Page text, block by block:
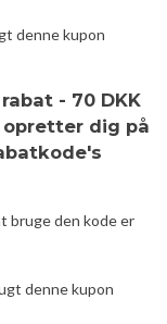
denne kupon
- 70 DKK
opretter dig på
bruge den kode er
denne kupon